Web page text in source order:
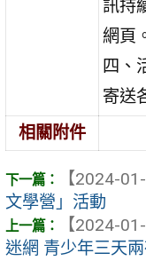
訊持
網頁
四、
寄送
相關附件
【2024-01-
文學營」活動
【2024-01-
迷網 青少年三天